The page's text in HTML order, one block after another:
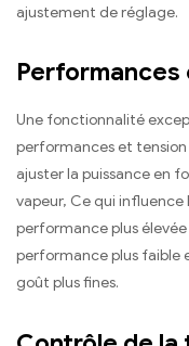
ajustement de réglage.
Une fonctionnalité
performances et tension
ajuster la puissance en
vapeur, Ce qui
performance plus
performance plus faible
goût plus fines.